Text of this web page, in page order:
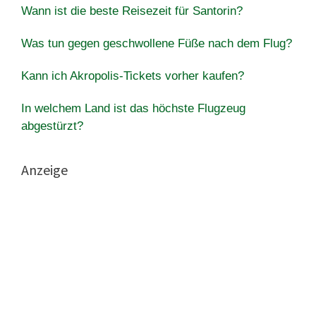
Wann ist die beste Reisezeit für Santorin?
Was tun gegen geschwollene Füße nach dem Flug?
Kann ich Akropolis-Tickets vorher kaufen?
In welchem ​​Land ist das höchste Flugzeug
abgestürzt?
Anzeige